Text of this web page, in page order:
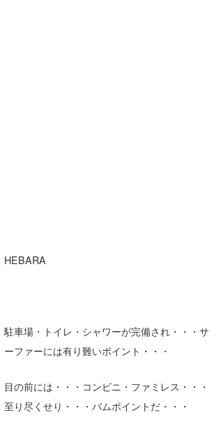
HEBARA
駐車場・トイレ・シャワーが完備され・・・サ
ーファーには有り難いポイント・・・
目の前には・・・コンビニ・ファミレス・・・
至り尽くせり・・・バムポイントだ・・・